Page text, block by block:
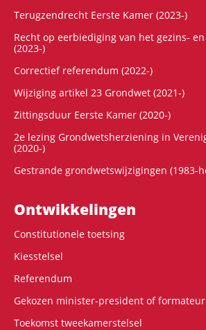
Terugzendrecht Eerste Kamer (2023-)
Recht op eerbiediging van het gezins-
(2023-)
Correctief referendum (2022-)
Wijziging artikel 23 Grondwet (2021-)
Zittingsduur Eerste Kamer (2020-)
2e lezing Grondwetsherziening in
(2020-)
Gestrande grondwetswijzigingen (1983-
Ontwikke­lingen
Constitutionele toetsing
Kiesstelsel
Referendum
Gekozen minister-president of formateur
Toekomst tweekamerstelsel